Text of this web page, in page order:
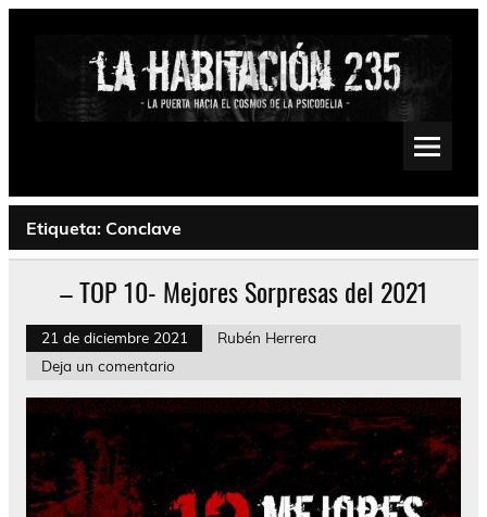
Saltar
Psychedelic, Stoner, Doom, Sludge, Fuzz, Space, Drone
Etiqueta: Conclave
– TOP 10- Mejores Sorpresas del 2021
21 de diciembre 2021
Rubén Herrera
Deja un comentario